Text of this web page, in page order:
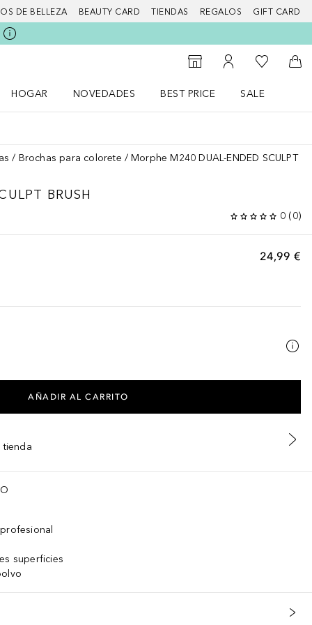
DE BELLEZA BEAUTY CARD TIENDAS REGALOS GIFT CARD
Al Storefinder
Mi cuenta
Mi lista de
A
HOGAR
NOVEDADES
BEST PRICE
SALE
Brochas para colorete Morphe M240 DUAL-ENDED SCULPT
BRUSH
0 (0)
24,99 €
AÑADIR AL CARRITO
tienda
superficies